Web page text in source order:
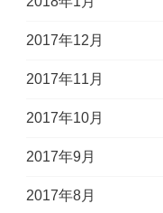
2017年12月
2017年11月
2017年10月
2017年9月
2017年8月